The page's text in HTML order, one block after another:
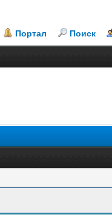
Портал Поиск